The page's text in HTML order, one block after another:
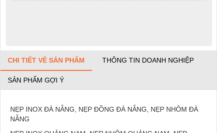
CHI TIẾT VỀ SẢN PHẨM THÔNG TIN DOANH NGHIỆP
SẢN PHẨM GỢI Ý
NẸP INOX ĐÀ NẴNG, NẸP ĐỒNG ĐÀ NẴNG, NẸP NHÔM ĐÀ
NẴNG